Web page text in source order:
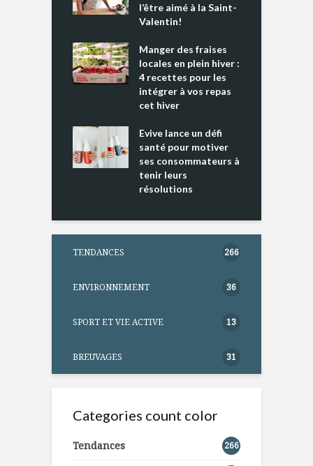
l’être aimé à la Saint-
Valentin!
Manger des fraises
locales en plein hiver :
4 recettes pour les
intégrer à vos repas
cet hiver
Evive lance un défi
santé pour motiver
ses consommateurs à
tenir leurs
résolutions
TENDANCES 266
ENVIRONNEMENT 36
SPORT ET VIE ACTIVE 13
BREUVAGES 31
Categories count color
Tendances 266